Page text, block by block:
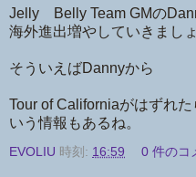
Jelly Belly Team GMの
海外進出増やしていきましょ
そういえばDannyから
Tour of Californiaがはずれ
いう情報もあるね。
EVOLIU 時刻: 16:59 0 件のコ